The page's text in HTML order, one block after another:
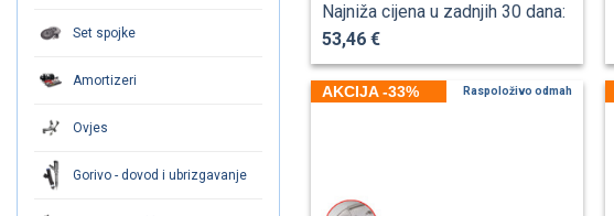
Set spojke
Amortizeri
Ovjes
Gorivo - dovod i ubrizgavanje
Najniža cijena u zadnjih 30 dana:
53,46 €
AKCIJA -33% Raspoloživo odmah